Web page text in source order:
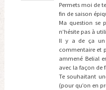
Permets moi de
fin de saison
Ma question se
n’hésite pas à
Il y a de ça un
commentaire et
ammené Belial
avec la façon de
Te souhaitant
(pour qu’on en